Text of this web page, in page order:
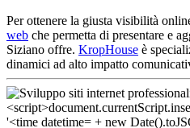
Per ottenere la giusta visibilità
web che permetta di presentare e
Siziano offre. KropHouse è
dinamici ad alto impatto